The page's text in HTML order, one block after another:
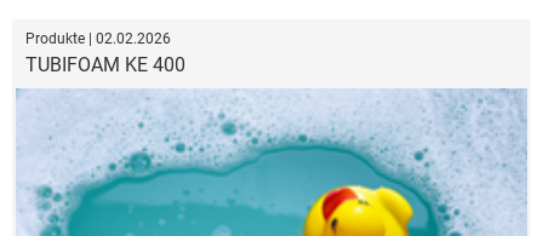
Produkte | 02.02.2026
TUBIFOAM KE 400